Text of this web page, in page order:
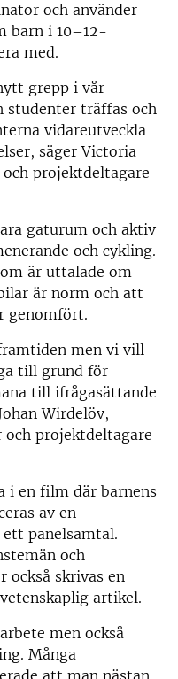
och använder
barn i 10–12-
med.
grepp i vår
studenter träffas och
vidareutveckla
säger Victoria
projektdeltagare
gaturum och aktiv
och cykling.
är uttalade om
är norm och att
genomfört.
men vi vill
till grund för
till ifrågasättande
Wirdelöv,
projektdeltagare
i en film där barnens
av en
panelsamtal.
och
också skrivas en
artikel.
men också
Många
att man nästan